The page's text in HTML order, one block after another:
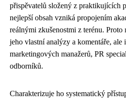
přispěvatelů složený z praktikujících
nejlepší obsah vzniká propojením
reálnými zkušenostmi z terénu. Proto
jeho vlastní analýzy a komentáře, ale
marketingových manažerů, PR
odborníků.
Charakterizuje ho systematický